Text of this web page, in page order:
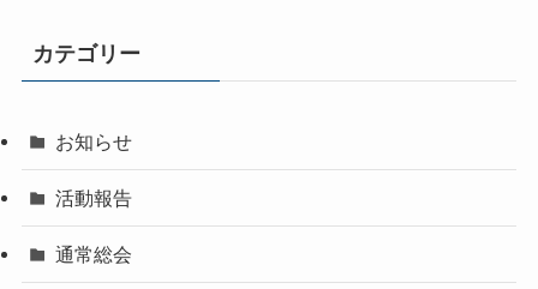
カテゴリー
お知らせ
活動報告
通常総会